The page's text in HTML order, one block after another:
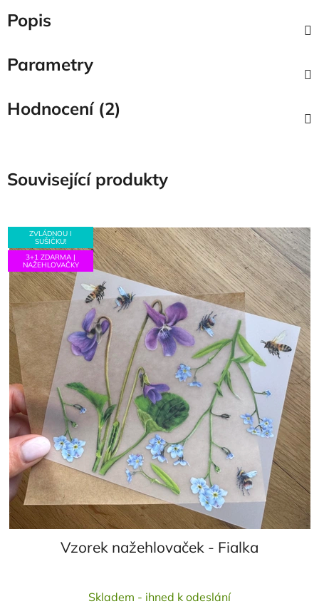
Popis
Parametry
Hodnocení (2)
Související produkty
ZVLÁDNOU I
SUŠIČKU!
3+1 ZDARMA |
NAŽEHLOVAČKY
Vzorek nažehlovaček - Fialka
hodnocení
Skladem - ihned k odeslání